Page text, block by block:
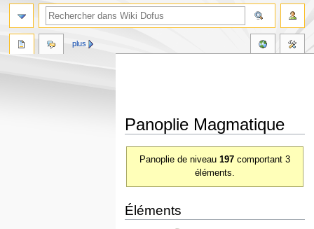
Panoplie Magmatique
Panoplie de niveau197 comportant 3
éléments.
Éléments
plus